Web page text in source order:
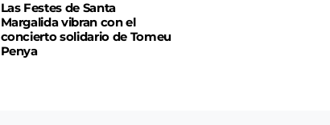
Las Festes de Santa
Margalida vibran con el
concierto solidario de Tomeu
Penya